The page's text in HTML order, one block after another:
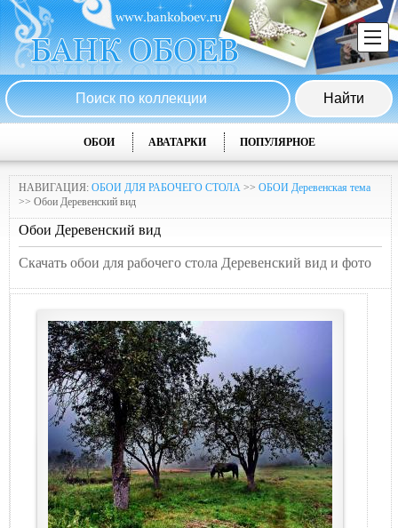
ОБОИ АВАТАРКИ ПОПУЛЯРНОЕ
НАВИГАЦИЯ: ОБОИ ДЛЯ РАБОЧЕГО СТОЛА >> ОБОИ Деревенская тема
>> Обои Деревенский вид
Обои Деревенский вид
Скачать обои для рабочего стола Деревенский вид и фото